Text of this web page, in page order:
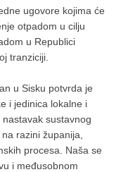
ugovore kojima će
otpadom u cilju
u Republici
tranziciji.
u Sisku potvrda je
i jedinica lokalne i
sustavnog
razini županija,
procesa. Naša se
i međusobnom